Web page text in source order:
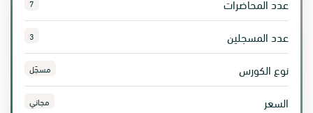
عدد المسجلين 3
نوع الكورس مسجّل
السعر مجاني